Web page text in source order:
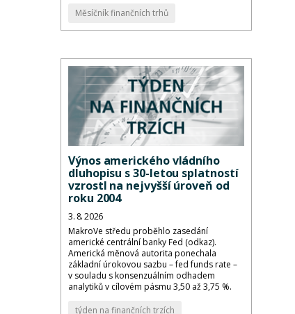
Měsíčník finančních trhů
Výnos amerického vládního
dluhopisu s 30-letou splatností
vzrostl na nejvyšší úroveň od
roku 2004
3. 8. 2026
MakroVe středu proběhlo zasedání
americké centrální banky Fed (odkaz).
Americká měnová autorita ponechala
základní úrokovou sazbu – fed funds rate –
v souladu s konsenzuálním odhadem
analytiků v cílovém pásmu 3,50 až 3,75 %.
týden na finančních trzích